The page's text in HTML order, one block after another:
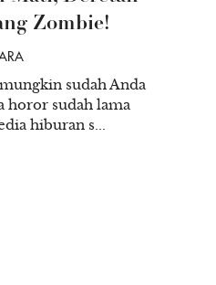
Zombie!
sudah Anda
horor sudah lama
hiburan s...